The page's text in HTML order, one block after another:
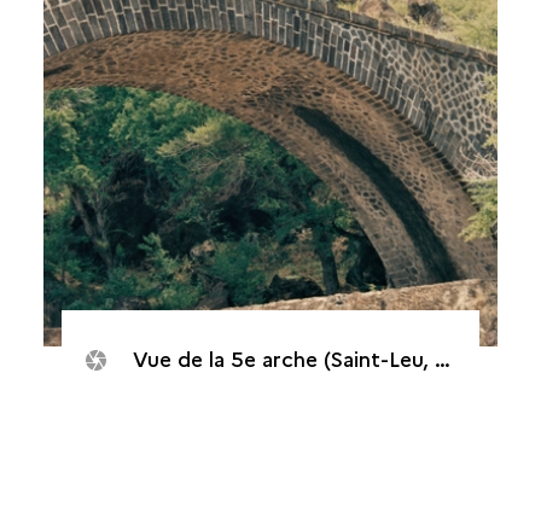
Vue de la 5e arche (Saint-Leu, Viaduc de la ravine des Colimaçons, 1994)